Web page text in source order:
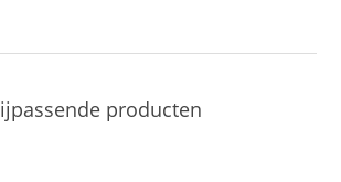
producten